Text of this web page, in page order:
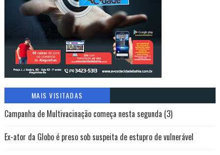
MAIS VISITADAS
Campanha de Multivacinação começa nesta segunda (3)
Ex-ator da Globo é preso sob suspeita de estupro de vulnerável